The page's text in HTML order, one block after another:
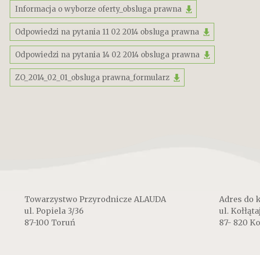
Informacja o wyborze oferty_obsluga prawna
Odpowiedzi na pytania 11 02 2014 obsluga prawna
Odpowiedzi na pytania 14 02 2014 obsluga prawna
ZO_2014_02_01_obsluga prawna_formularz
Towarzystwo Przyrodnicze ALAUDA
ul. Popiela 3/36
87-100 Toruń
Adres do
ul.
87- 820